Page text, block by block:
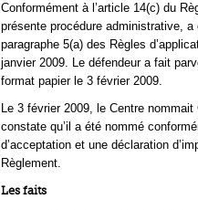
Conformément à l’article 14(c) du
présente procédure administrative,
paragraphe 5(a) des Règles
janvier 2009. Le défendeur a fait
format papier le 3 février 2009.
Le 3 février 2009, le Centre
constate qu’il a été nommé
d’acceptation et une déclaration
Règlement.
Les faits